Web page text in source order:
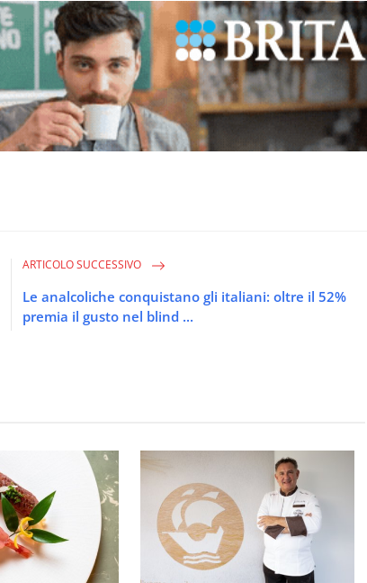
ARTICOLO SUCCESSIVO
Le analcoliche conquistano gli italiani: oltre il 52%
premia il gusto nel blind ...